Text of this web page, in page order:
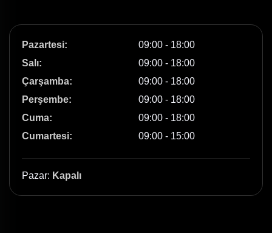
Pazartesi:
09:00 - 18:00
Salı:
09:00 - 18:00
Çarşamba:
09:00 - 18:00
Perşembe:
09:00 - 18:00
Cuma:
09:00 - 18:00
Cumartesi:
09:00 - 15:00
Pazar: Kapalı